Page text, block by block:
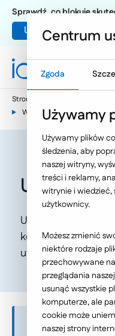
Umów warsztat UX
Sprawdź, co blokuje
Strona główna
Wiedza e-commerce -
Ubezpieczenie
kosztów
utraty danych,
Centrum
Zgoda
Używamy
Używamy plików
śledzenia, aby
naszej witryny,
treści i reklamy,
witrynie i wiedzieć,
użytkownicy.
Możesz zmienić
niektóre rodzaje
przechowywane
przeglądania
usunąć wszystkie
komputerze, ale
cookie może
naszej strony